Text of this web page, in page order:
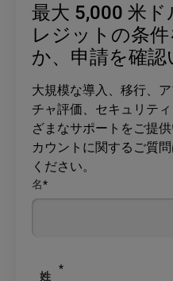
最大 5,000 米
レジットの条
か、申請を確
大規模な導入、移行、
チャ評価、セキュリテ
ざまなサポートをご提
カウントに関するご質問
ください。
*
名
*
姓